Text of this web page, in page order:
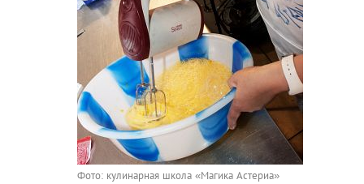
Фото: кулинарная школа «Магика Астериа»